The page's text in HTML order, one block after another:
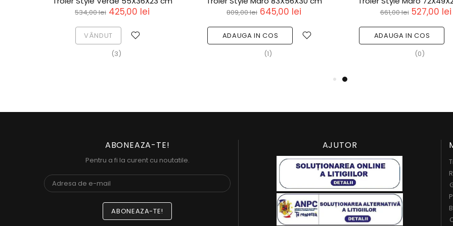
534,00 lei 425,00 lei
VÂNDUT
(3)
809,00 lei 645,00 lei
ADAUGA IN COS
(1)
661,00 lei 527,00 lei
ADAUGA IN COS
(0)
ABONEAZA-TE!
Pentru a fi la curent cu noutatile.
AJUTOR